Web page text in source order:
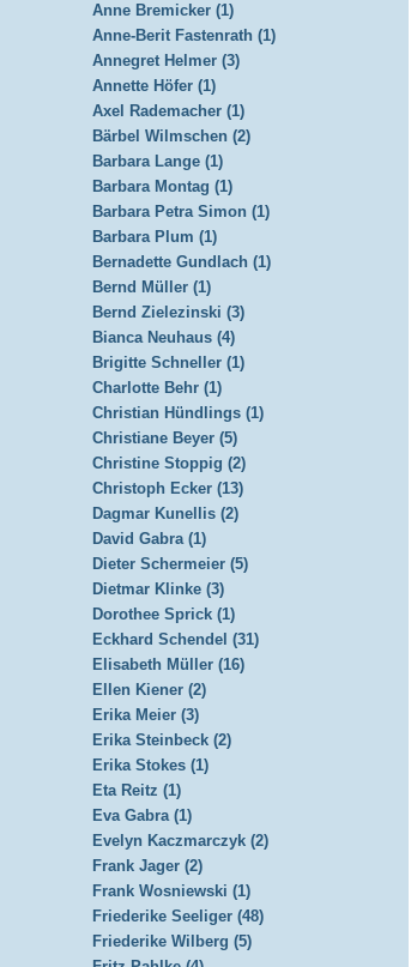
Anne Bremicker (1)
Anne-Berit Fastenrath (1)
Annegret Helmer (3)
Annette Höfer (1)
Axel Rademacher (1)
Bärbel Wilmschen (2)
Barbara Lange (1)
Barbara Montag (1)
Barbara Petra Simon (1)
Barbara Plum (1)
Bernadette Gundlach (1)
Bernd Müller (1)
Bernd Zielezinski (3)
Bianca Neuhaus (4)
Brigitte Schneller (1)
Charlotte Behr (1)
Christian Hündlings (1)
Christiane Beyer (5)
Christine Stoppig (2)
Christoph Ecker (13)
Dagmar Kunellis (2)
David Gabra (1)
Dieter Schermeier (5)
Dietmar Klinke (3)
Dorothee Sprick (1)
Eckhard Schendel (31)
Elisabeth Müller (16)
Ellen Kiener (2)
Erika Meier (3)
Erika Steinbeck (2)
Erika Stokes (1)
Eta Reitz (1)
Eva Gabra (1)
Evelyn Kaczmarczyk (2)
Frank Jager (2)
Frank Wosniewski (1)
Friederike Seeliger (48)
Friederike Wilberg (5)